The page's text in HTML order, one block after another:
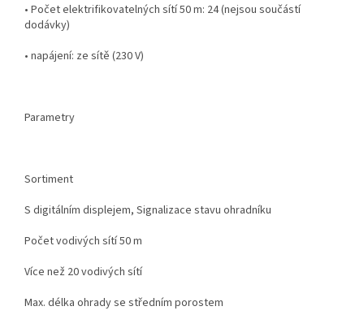
• Počet elektrifikovatelných sítí 50 m: 24 (nejsou součástí
dodávky)
• napájení: ze sítě (230 V)
Parametry
Sortiment
S digitálním displejem, Signalizace stavu ohradníku
Počet vodivých sítí 50 m
Více než 20 vodivých sítí
Max. délka ohrady se středním porostem